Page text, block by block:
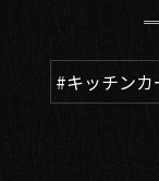
#キッチンカ